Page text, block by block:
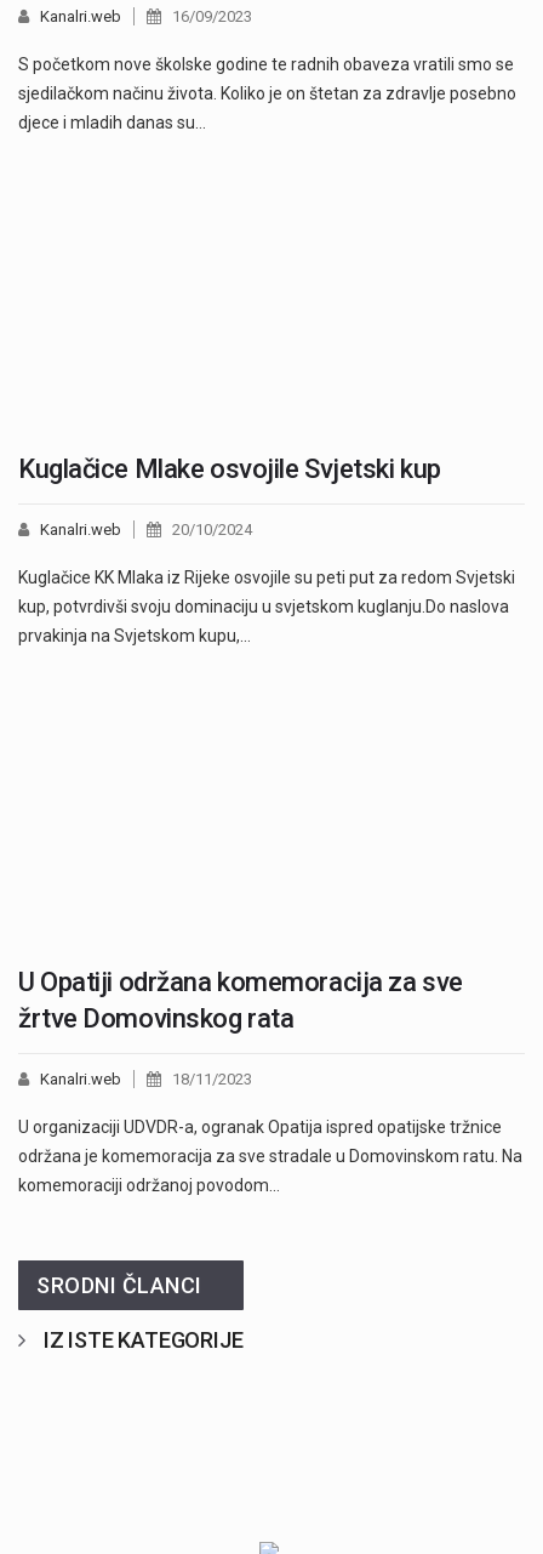
Kanalri.web 16/09/2023
S početkom nove školske godine te radnih obaveza vratili smo se
sjedilačkom načinu života. Koliko je on štetan za zdravlje posebno
djece i mladih danas su…
Kuglačice Mlake osvojile Svjetski kup
Kanalri.web 20/10/2024
Kuglačice KK Mlaka iz Rijeke osvojile su peti put za redom Svjetski
kup, potvrdivši svoju dominaciju u svjetskom kuglanju.Do naslova
prvakinja na Svjetskom kupu,…
U Opatiji održana komemoracija za sve
žrtve Domovinskog rata
Kanalri.web 18/11/2023
U organizaciji UDVDR-a, ogranak Opatija ispred opatijske tržnice
održana je komemoracija za sve stradale u Domovinskom ratu. Na
komemoraciji održanoj povodom…
SRODNI ČLANCI
IZ ISTE KATEGORIJE